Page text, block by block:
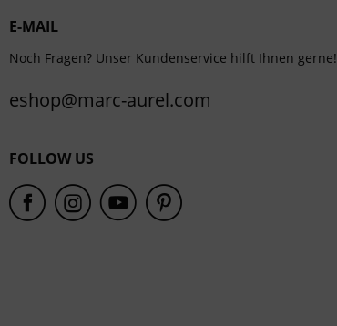
E-MAIL
Noch Fragen? Unser Kundenservice hilft Ihnen gerne!
eshop@marc-aurel.com
FOLLOW US